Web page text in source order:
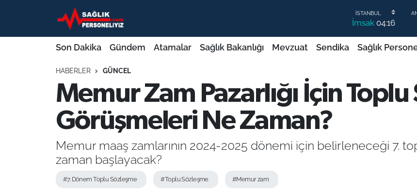
İmsak 04:16
Son Dakika Gündem Atamalar Sağlık Bakanlığı Mevzuat Sendika Sağlık
HABERLER GÜNCEL
Memur Zam Pazarlığı İçin
Görüşmeleri Ne Zaman?
Memur maaş zamlarının 2024-2025 dönemi için belirleneceği 7.
zaman başlayacak?
#7. Dönem Toplu Sözleşme #Toplu Sözleşme #Memur zam
Son Dakika
Atamalar
Sağlık Bakanlığı
Sendika
Sağlık Personeli Alımı
Nöbetçi Eczaneler
Namaz Vakitleri
Trafik Durumu
Süper Lig Puan Durumu ve Fikstür
Tüm Manşetler
Son Dakika Haberleri